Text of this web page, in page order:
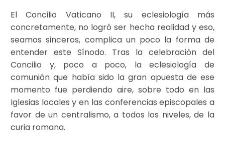
El Concilio Vaticano II, su eclesiología más
concretamente, no logró ser hecha realidad y eso,
seamos sinceros, complica un poco la forma de
entender este Sínodo. Tras la celebración del
Concilio y, poco a poco, la eclesiología de
comunión que había sido la gran apuesta de ese
momento fue perdiendo aire, sobre todo en las
Iglesias locales y en las conferencias episcopales a
favor de un centralismo, a todos los niveles, de la
curia romana.